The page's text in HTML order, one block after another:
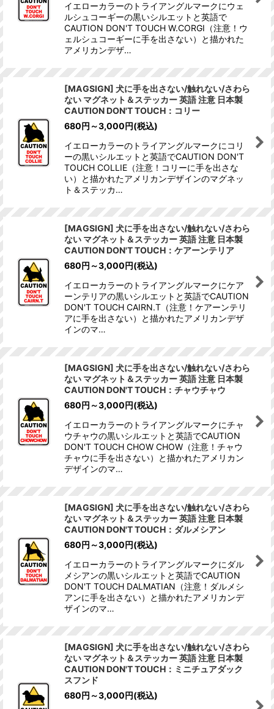
イエローカラーのトライアングルマークにウェ
ルシュコーギーの黒いシルエットと英語で
CAUTION DON'T TOUCH W.CORGI（注意！ウ
ェルシュコーギーに手を出さない）と描かれた
アメリカンデザ…
[MAGSIGN] 犬に手を出さない/触れない/さわら
ない マグネット＆ステッカー 英語 注意 日本製
CAUTION DON'T TOUCH：コリー
680円 ～3,000円(税込)
イエローカラーのトライアングルマークにコリ
ーの黒いシルエットと英語でCAUTION DON'T
TOUCH COLLIE（注意！コリーに手を出さな
い）と描かれたアメリカンデザインのマグネッ
ト＆ステッカ…
[MAGSIGN] 犬に手を出さない/触れない/さわら
ない マグネット＆ステッカー 英語 注意 日本製
CAUTION DON'T TOUCH：ケアーンテリア
680円 ～3,000円(税込)
イエローカラーのトライアングルマークにケア
ーンテリアの黒いシルエットと英語でCAUTION
DON'T TOUCH CAIRN.T（注意！ケアーンテリ
アに手を出さない）と描かれたアメリカンデザ
インのマ…
[MAGSIGN] 犬に手を出さない/触れない/さわら
ない マグネット＆ステッカー 英語 注意 日本製
CAUTION DON'T TOUCH：チャウチャウ
680円 ～3,000円(税込)
イエローカラーのトライアングルマークにチャ
ウチャウの黒いシルエットと英語でCAUTION
DON'T TOUCH CHOW CHOW（注意！チャウ
チャウに手を出さない）と描かれたアメリカン
デザインのマ…
[MAGSIGN] 犬に手を出さない/触れない/さわら
ない マグネット＆ステッカー 英語 注意 日本製
CAUTION DON'T TOUCH：ダルメシアン
680円 ～3,000円(税込)
イエローカラーのトライアングルマークにダル
メシアンの黒いシルエットと英語でCAUTION
DON'T TOUCH DALMATIAN（注意！ダルメシ
アンに手を出さない）と描かれたアメリカンデ
ザインのマ…
[MAGSIGN] 犬に手を出さない/触れない/さわら
ない マグネット＆ステッカー 英語 注意 日本製
CAUTION DON'T TOUCH：ミニチュアダック
スフンド
680円 ～3,000円(税込)